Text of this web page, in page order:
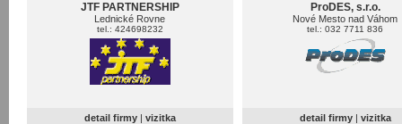
JTF PARTNERSHIP
Lednické Rovne
tel.: 424698232
detail firmy | vizitka
ProDES, s.r.o.
Nové Mesto nad Váhom
tel.: 032 7711 836
detail firmy | vizitka